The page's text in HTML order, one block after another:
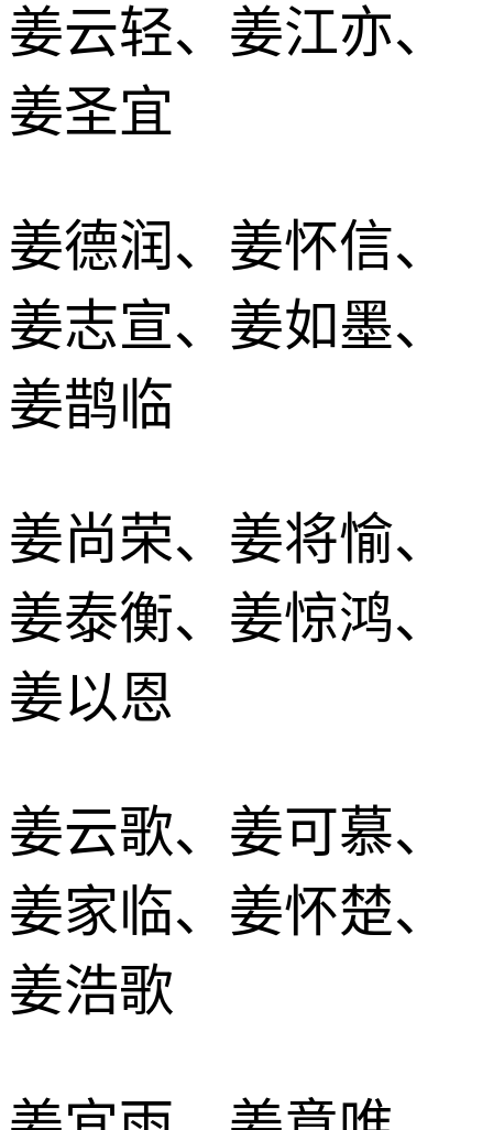
姜云轻、姜江亦、
姜圣宜
姜德润、姜怀信、
姜志宣、姜如墨、
姜鹊临
姜尚荣、姜将愉、
姜泰衡、姜惊鸿、
姜以恩
姜云歌、姜可慕、
姜家临、姜怀楚、
姜浩歌